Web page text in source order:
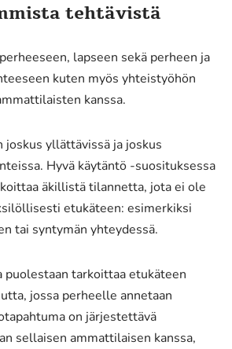
tehtävistä
lapseen sekä perheen ja
kuten myös yhteistyöhön
kanssa.
joskus yllättävissä ja joskus
Hyvä käytäntö -suosituksessa
äkillistä tilannetta, jota ei ole
etukäteen: esimerkiksi
tai syntymän yhteydessä.
puolestaan tarkoittaa etukäteen
jossa perheelle annetaan
on järjestettävä
sellaisen ammattilaisen kanssa,